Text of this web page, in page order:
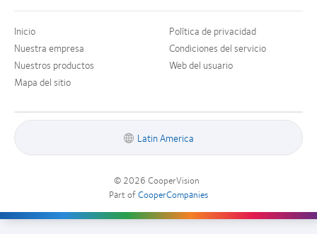
Inicio
Nuestra empresa
Nuestros productos
Mapa del sitio
Política de privacidad
Condiciones del servicio
Web del usuario
Latin America
© 2026 CooperVision
Part ofCooperCompanies